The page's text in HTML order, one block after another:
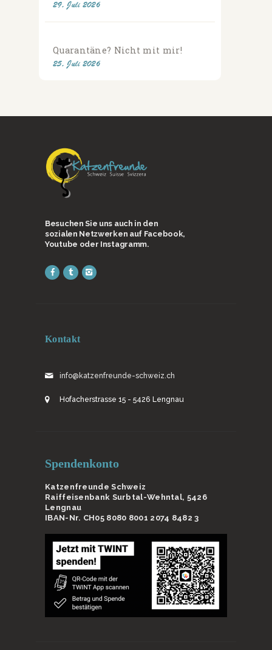
29. Juli 2026
Quarantäne? Nicht mit mir!
25. Juli 2026
Besuchen Sie uns auch in den
sozialen Netzwerken auf Facebook,
Youtube oder Instagramm.
Kontakt
info@katzenfreunde-schweiz.ch
Hofacherstrasse 15 - 5426 Lengnau
Spendenkonto
Katzenfreunde Schweiz
Raiffeisenbank Surbtal-Wehntal, 5426
Lengnau
IBAN-Nr. CH05 8080 8001 2074 8482 3